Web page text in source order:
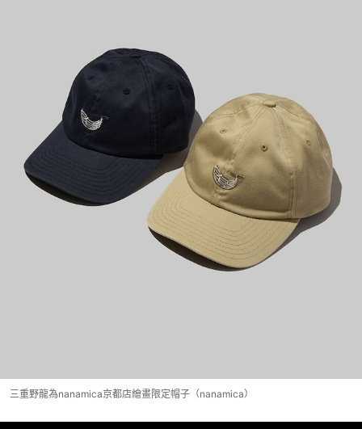
三重野龍為nanamica京都店繪畫限定帽子（nanamica）